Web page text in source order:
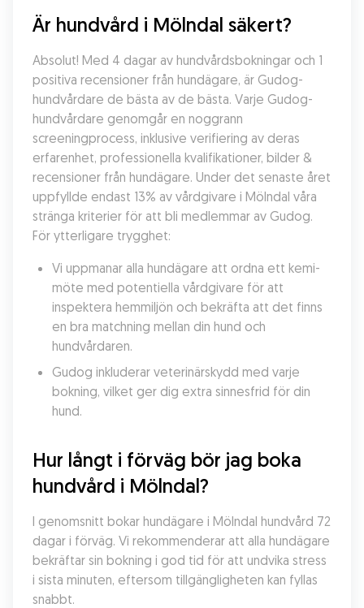
Är hundvård i Mölndal säkert?
Absolut! Med 4 dagar av hundvårdsbokningar och 1
positiva recensioner från hundägare, är Gudog-
hundvårdare de bästa av de bästa. Varje Gudog-
hundvårdare genomgår en noggrann
screeningprocess, inklusive verifiering av deras
erfarenhet, professionella kvalifikationer, bilder &
recensioner från hundägare. Under det senaste året
uppfyllde endast 13% av vårdgivare i Mölndal våra
stränga kriterier för att bli medlemmar av Gudog.
För ytterligare trygghet:
Vi uppmanar alla hundägare att ordna ett kemi-
möte med potentiella vårdgivare för att
inspektera hemmiljön och bekräfta att det finns
en bra matchning mellan din hund och
hundvårdaren.
Gudog inkluderar veterinärskydd med varje
bokning, vilket ger dig extra sinnesfrid för din
hund.
Hur långt i förväg bör jag boka
hundvård i Mölndal?
I genomsnitt bokar hundägare i Mölndal hundvård 72
dagar i förväg. Vi rekommenderar att alla hundägare
bekräftar sin bokning i god tid för att undvika stress
i sista minuten, eftersom tillgängligheten kan fyllas
snabbt.